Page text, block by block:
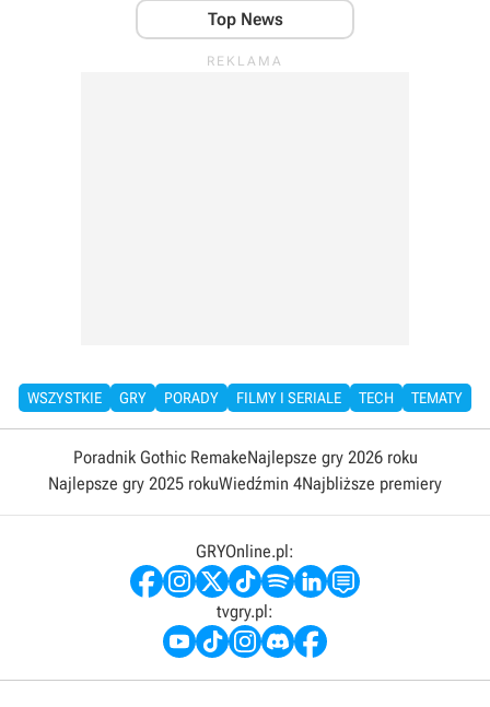
Top News
WSZYSTKIE GRY PORADY FILMY I SERIALE TECH TEMATY
Poradnik Gothic RemakeNajlepsze gry 2026 roku
Najlepsze gry 2025 rokuWiedźmin 4Najbliższe premiery
GRYOnline.pl:
tvgry.pl: